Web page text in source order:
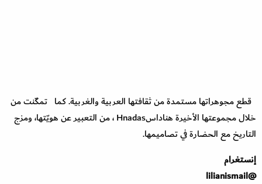
قطع مجوهراتها مستمدة من ثقافتها العربية والغربية. كما تمكّنت من
خلال مجموعتها الأخيرة هناداسHnadas ، من التعبير عن هويّتها، ومزج
التاريخ مع الحضارة في تصاميمها.
إنستغرام
@lilianismail